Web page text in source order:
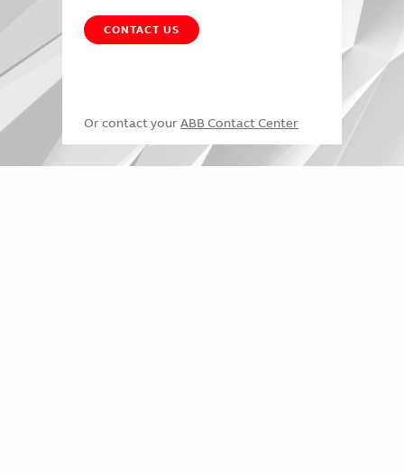
CONTACT US
Or contact your ABB Contact Center